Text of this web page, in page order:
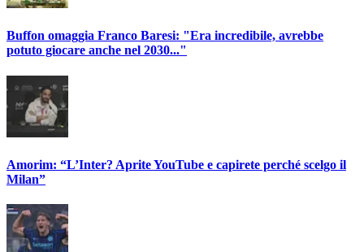
Buffon omaggia Franco Baresi: "Era incredibile, avrebbe
potuto giocare anche nel 2030..."
Amorim: “L’Inter? Aprite YouTube e capirete perché scelgo il
Milan”